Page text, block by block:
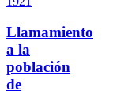
Llamamiento
a la
población
de